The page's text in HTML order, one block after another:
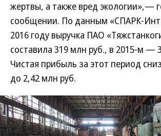
жертвы, а также вред экологии»,—
сообщении. По данным «СПАРК-
2016 году выручка ПАО
составила 319 млн руб., в 2015-м —
Чистая прибыль за этот период
до 2,42 млн руб.